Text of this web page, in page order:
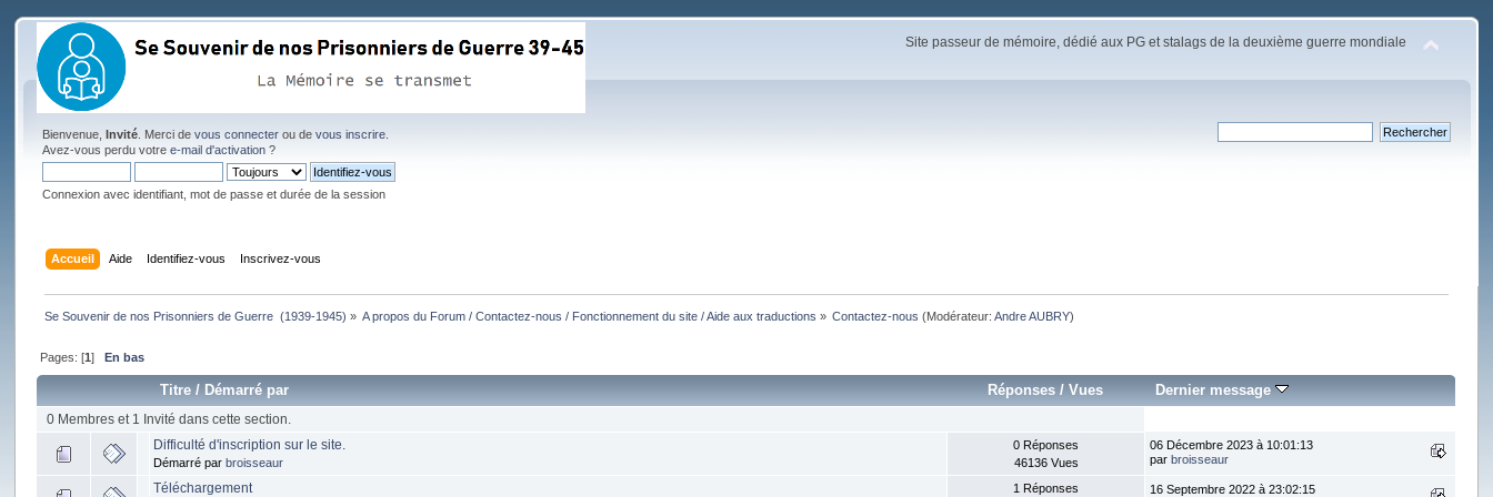
Site passeur de mémoire, dédié aux PG et stalags de la deuxième guerre mondiale
Bienvenue,Invité . Merci devous connecter ou devous inscrire
Avez-vous perdu votree-mail d'activation ?
Connexion avec identifiant, mot de passe et durée de la session
Accueil Aide Identifiez-vous Inscrivez-vous
Se Souvenir de nos Prisonniers de Guerre  (1939-1945) » A propos du Forum / Contactez-nous / Fonctionnement du site / Aide aux traductions » Contactez-nous (Modérateur:Andre AUBRY)
Pages: [1] En bas
Titre/ Démarré par Réponses /Vues Dernier message
0 Membres et 1 Invité dans cette section.
Difficulté d'inscription sur le site.
Démarré parbroisseaur
0 Réponses
46136 Vues
06 Décembre 2023 à 10:01:13
parbroisseaur
Téléchargement
1 Réponses
16 Septembre 2022 à 23:02:15